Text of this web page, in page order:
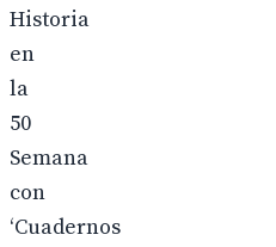
Historia
en
la
50
Semana
con
‘Cuadernos